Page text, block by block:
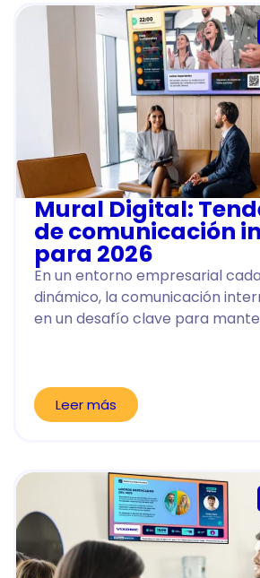
Mural Digital:
de comunicación
para 2026
En un entorno empresarial
dinámico, la comunicación
en un desafío clave para
Leer más